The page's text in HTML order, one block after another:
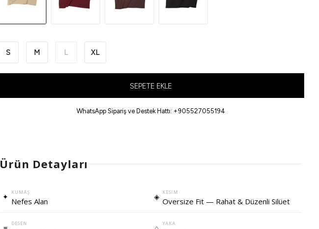
S M L XL
SEPETE EKLE
WhatsApp Sipariş ve Destek Hattı: +905527055194
Ürün Detayları
✦ KUMAŞ
Nefes Alan ◈ KESIM
Oversize Fit — Rahat & Düzenli Silüet
DESEN YAKA